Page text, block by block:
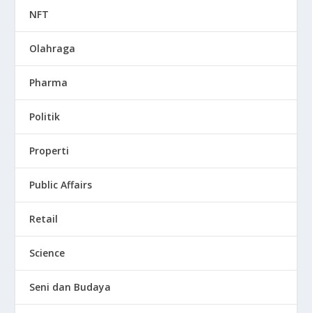
NFT
Olahraga
Pharma
Politik
Properti
Public Affairs
Retail
Science
Seni dan Budaya